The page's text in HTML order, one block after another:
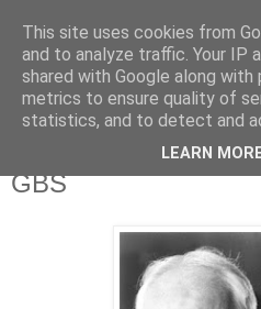
Kapka Karla
"Věřím v humanitu, v
sobota 3. prosince 2016
GBS
This site uses cookies from
and to analyze traffic. Your IP
shared with Google along
metrics to ensure quality of
statistics, and to detect and
LEARN